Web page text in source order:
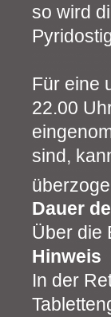
so wird
Für eine
22.00
sind,
Dauer
Über die
Hinweis
In der